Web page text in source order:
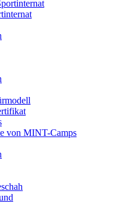
von MINT-Camps